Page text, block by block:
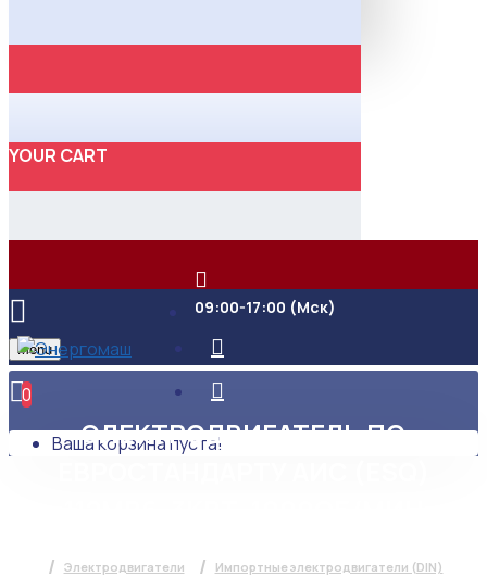
YOUR CART
09:00-17:00 (Мск)
Menu
0
Ваша корзина пуста!
ЭЛЕКТРОДВИГАТЕЛЬ ПО
Электродвигатели
Импортные электродвигатели (DIN)